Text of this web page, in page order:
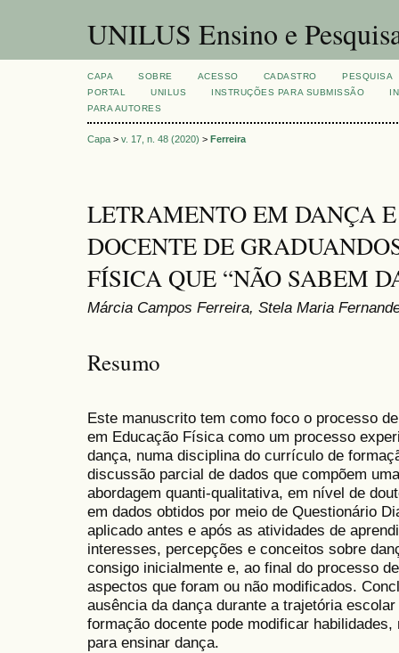
UNILUS Ensino e
CAPA SOBRE ACESSO CADASTRO
PESQUISA
PORTAL
UNILUS INSTRUÇÕES PARA SUBMISSÃO
PARA AUTORES
Capa > v. 17, n. 48 (2020) > Ferreira
LETRAMENTO EM DANÇA
DOCENTE DE
FÍSICA QUE “NÃO SABEM
Márcia Campos Ferreira, Stela Maria
Resumo
Este manuscrito tem como foco o processo
em Educação Física como um processo
dança, numa disciplina do currículo de
discussão parcial de dados que compõem
abordagem quanti-qualitativa, em nível de
em dados obtidos por meio de Questionário
aplicado antes e após as atividades de
interesses, percepções e conceitos sobre
consigo inicialmente e, ao final do processo
aspectos que foram ou não modificados.
ausência da dança durante a trajetória
formação docente pode modificar
para ensinar dança.